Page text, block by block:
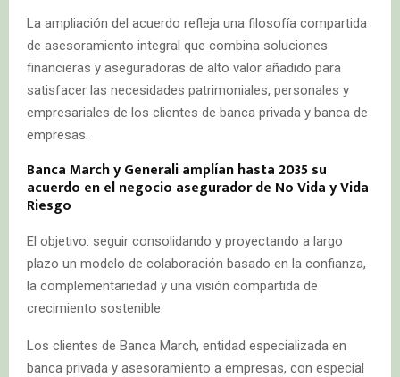
La ampliación del acuerdo refleja una filosofía compartida
de asesoramiento integral que combina soluciones
financieras y aseguradoras de alto valor añadido para
satisfacer las necesidades patrimoniales, personales y
empresariales de los clientes de banca privada y banca de
empresas.
Banca March y Generali amplían hasta 2035 su
acuerdo en el negocio asegurador de No Vida y Vida
Riesgo
El objetivo: seguir consolidando y proyectando a largo
plazo un modelo de colaboración basado en la confianza,
la complementariedad y una visión compartida de
crecimiento sostenible.
Los clientes de Banca March, entidad especializada en
banca privada y asesoramiento a empresas, con especial